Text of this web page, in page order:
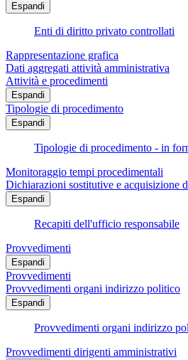
Espandi
Enti di diritto privato controllati
Rappresentazione grafica
Dati aggregati attività amministrativa
Attività e procedimenti
Espandi
Tipologie di procedimento
Espandi
Tipologie di procedimento - in
Monitoraggio tempi procedimentali
Dichiarazioni sostitutive e acquisizione
Espandi
Recapiti dell'ufficio responsabile
Provvedimenti
Espandi
Provvedimenti
Provvedimenti organi indirizzo politico
Espandi
Provvedimenti organi indirizzo
Provvedimenti dirigenti amministrativi